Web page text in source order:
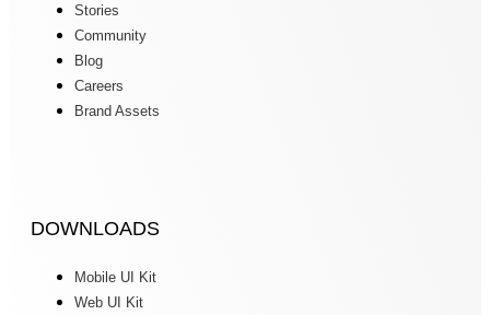
Stories
Community
Blog
Careers
Brand Assets
DOWNLOADS
Mobile UI Kit
Web UI Kit